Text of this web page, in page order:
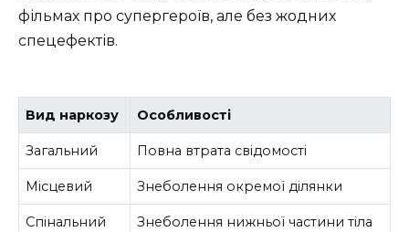
фільмах про супергероїв, але без жодних
спецефектів.
Вид наркозу Особливості
Загальний Повна втрата свідомості
Місцевий Знеболення окремої ділянки
Спінальний Знеболення нижньої частини тіла